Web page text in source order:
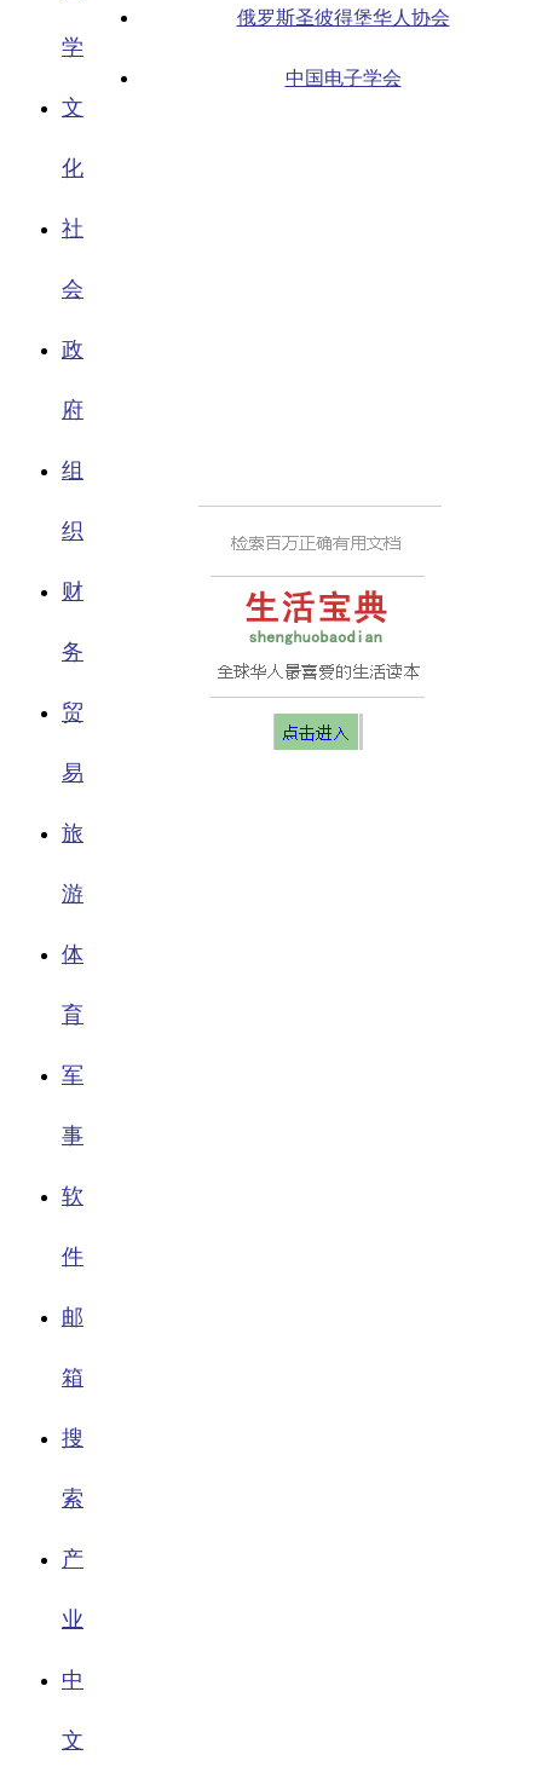
学
文
化
社
会
政
府
组
织
财
务
贸
易
旅
游
体
育
军
事
软
件
邮
箱
搜
索
产
业
中
文
俄罗斯圣彼得堡华人协会
中国电子学会